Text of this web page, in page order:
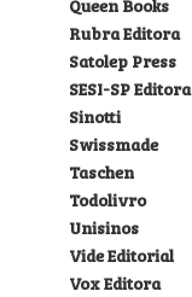
Rubra Editora
Satolep Press
SESI-SP Editora
Sinotti
Swissmade
Taschen
Todolivro
Unisinos
Vide Editorial
Vox Editora